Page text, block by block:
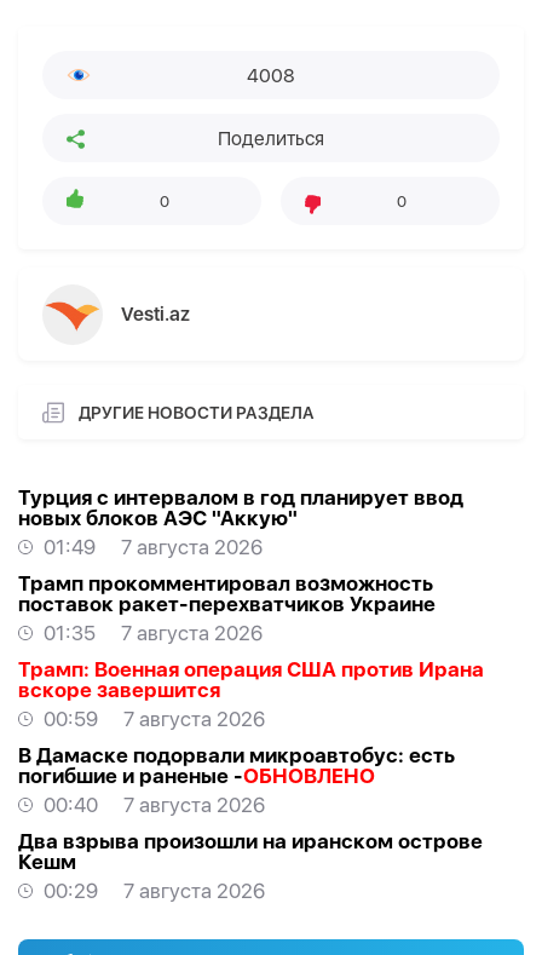
4008
Поделиться
0 0
Vesti.az
ДРУГИЕ НОВОСТИ РАЗДЕЛА
Турция с интервалом в год планирует ввод
новых блоков АЭС "Аккую"
01:49
7 августа 2026
Трамп прокомментировал возможность
поставок ракет-перехватчиков Украине
01:35
7 августа 2026
Трамп: Военная операция США против Ирана
вскоре завершится
00:59
7 августа 2026
В Дамаске подорвали микроавтобус: есть
погибшие и раненые -ОБНОВЛЕНО
00:40
7 августа 2026
Два взрыва произошли на иранском острове
Кешм
00:29
7 августа 2026